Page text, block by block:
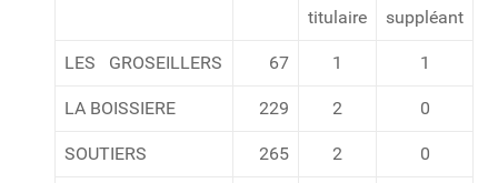
titulaire suppléant
LES GROSEILLERS 67 1 1
LA BOISSIERE 229 2 0
SOUTIERS 265 2 0